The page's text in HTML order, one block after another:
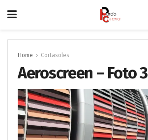
Home Cortasoles
Aeroscreen – Foto 3